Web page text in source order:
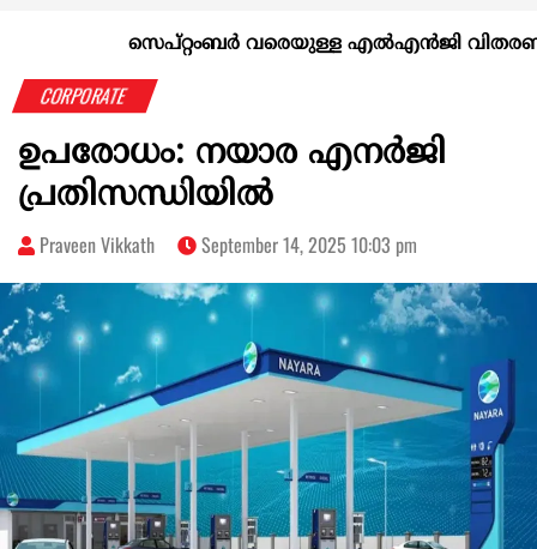
KERALA @70
സെപ്റ്റംബർ വരെയുള്ള എൽഎൻജി വിതരണം
CORPORATE
ഉപരോധം: നയാര എനര്‍ജി
പ്രതിസന്ധിയില്‍
Praveen Vikkath September 14, 2025 10:03 pm